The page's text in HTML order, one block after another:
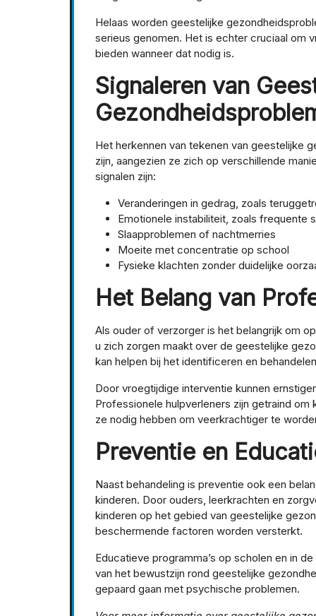
Helaas worden geestelijke
serieus genomen. Het is echter cruciaal om
bieden wanneer dat nodig is.
Signaleren van
Het herkennen van tekenen van geestelijke
zijn, aangezien ze zich op verschillende
signalen zijn:
Veranderingen in gedrag, zoals
Emotionele instabiliteit, zoals frequente
Slaapproblemen of nachtmerries
Moeite met concentratie op school
Fysieke klachten zonder duidelijke
Het Belang van
Als ouder of verzorger is het belangrijk om
u zich zorgen maakt over de geestelijke
kan helpen bij het identificeren en
Door vroegtijdige interventie kunnen
Professionele hulpverleners zijn getraind
ze nodig hebben om veerkrachtiger te
Preventie en
Naast behandeling is preventie ook een
kinderen. Door ouders, leerkrachten en
kinderen op het gebied van geestelijke
beschermende factoren worden versterkt.
Educatieve programma’s op scholen en in
van het bewustzijn rond geestelijke
gepaard gaan met psychische problemen.